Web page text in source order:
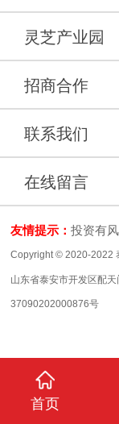
灵芝产业园
招商合作
联系我们
在线留言
友情提示：投资有
Copyright © 2020-2022
山东省泰安市开发区配
37090202000876号
首页